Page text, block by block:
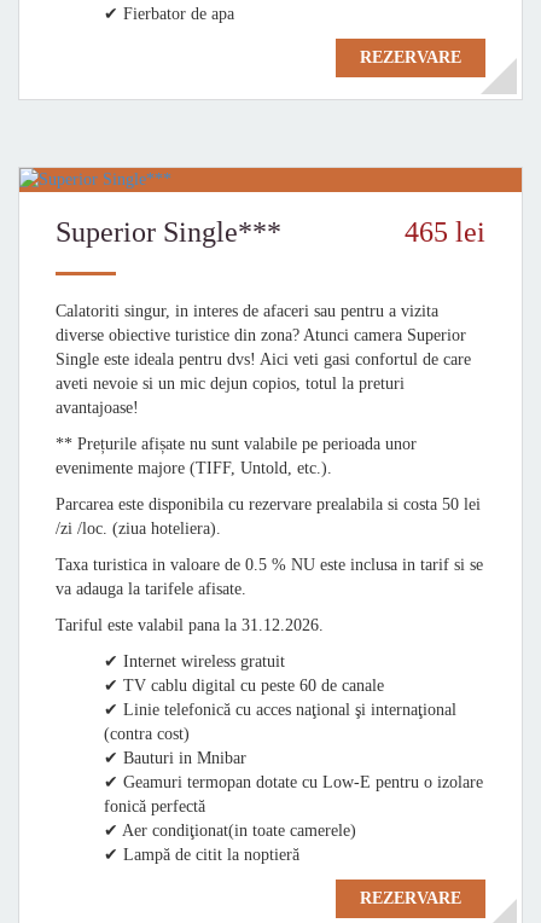
✔ Fierbator de apa
REZERVARE
Superior Single*** 465 lei
Calatoriti singur, in interes de afaceri sau pentru a vizita
diverse obiective turistice din zona? Atunci camera Superior
Single este ideala pentru dvs! Aici veti gasi confortul de care
aveti nevoie si un mic dejun copios, totul la preturi
avantajoase!
** Prețurile afișate nu sunt valabile pe perioada unor
evenimente majore (TIFF, Untold, etc.).
Parcarea este disponibila cu rezervare prealabila si costa 50 lei
/zi /loc. (ziua hoteliera).
Taxa turistica in valoare de 0.5 % NU este inclusa in tarif si se
va adauga la tarifele afisate.
Tariful este valabil pana la 31.12.2026.
✔ Internet wireless gratuit
✔ TV cablu digital cu peste 60 de canale
✔ Linie telefonică cu acces naţional şi internaţional
(contra cost)
✔ Bauturi in Mnibar
✔ Geamuri termopan dotate cu Low-E pentru o izolare
fonică perfectă
✔ Aer condiţionat(in toate camerele)
✔ Lampă de citit la noptieră
REZERVARE